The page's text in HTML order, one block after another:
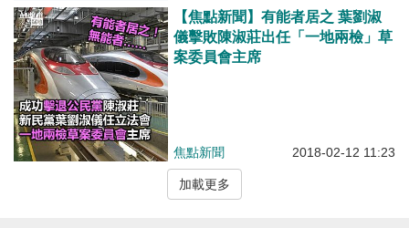
【焦點新聞】有能者居之 葉劉淑
儀擊敗陳淑莊出任「一地兩檢」草
案委員會主席
焦點新聞 2018-02-12 11:23
加載更多